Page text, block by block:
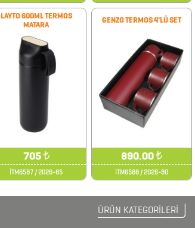
LAYTO 600ML TERMOS
MATARA
705₺
İTM6587 / 2026-85
GENZO TERMOS 4'LÜ SET
890.00₺
İTM6588 / 2026-80
ÜRÜN KATEGORİLERİ